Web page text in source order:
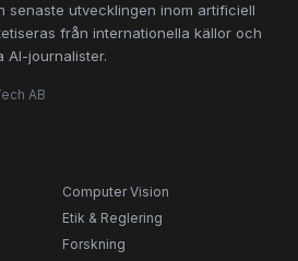
senaste utvecklingen inom artificiell
från internationella källor och
AI-journalister.
AB
Computer Vision
Etik & Reglering
Forskning